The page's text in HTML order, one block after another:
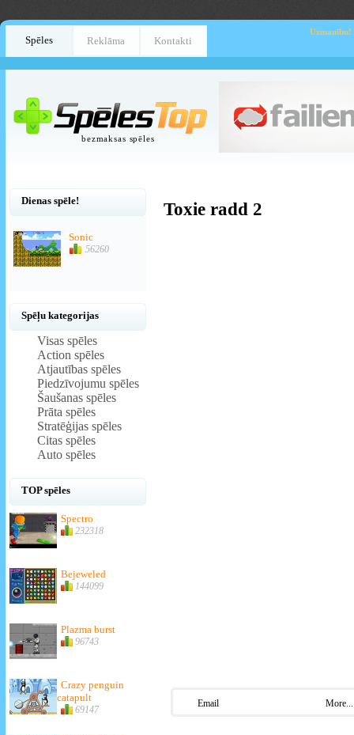
Spēles Reklāma Kontakti
Uzmanību!
bezmaksas spēles
Dienas spēle!
Sonic
56260
Spēļu kategorijas
Visas spēles
Action spēles
Atjautības spēles
Piedzīvojumu spēles
Šaušanas spēles
Prāta spēles
Stratēģijas spēles
Citas spēles
Auto spēles
TOP spēles
Spectro
232318
Bejeweled
144099
Plazma burst
96743
Crazy penguin
catapult
69147
Toxie radd 2
Email More...